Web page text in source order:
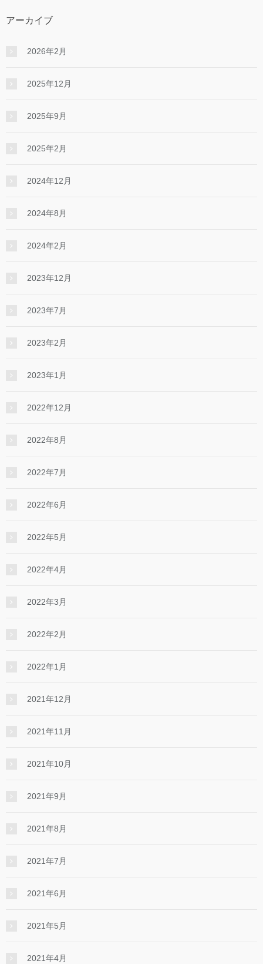
アーカイブ
2026年2月
2025年12月
2025年9月
2025年2月
2024年12月
2024年8月
2024年2月
2023年12月
2023年7月
2023年2月
2023年1月
2022年12月
2022年8月
2022年7月
2022年6月
2022年5月
2022年4月
2022年3月
2022年2月
2022年1月
2021年12月
2021年11月
2021年10月
2021年9月
2021年8月
2021年7月
2021年6月
2021年5月
2021年4月